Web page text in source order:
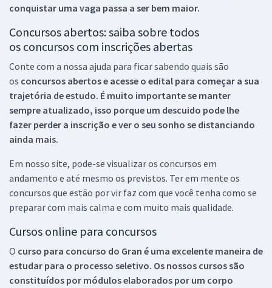
conquistar uma vaga passa a ser bem maior.
Concursos abertos: saiba sobre todos
os concursos com inscrições abertas
Conte com a nossa ajuda para ficar sabendo quais são
os concursos abertos e acesse o edital para começar a sua
trajetória de estudo. É muito importante se manter
sempre atualizado, isso porque um descuido pode lhe
fazer perder a inscrição e ver o seu sonho se distanciando
ainda mais.
Em nosso site, pode-se visualizar os concursos em
andamento e até mesmo os previstos. Ter em mente os
concursos que estão por vir faz com que você tenha como se
preparar com mais calma e com muito mais qualidade.
Cursos online para concursos
O curso para concurso do Gran é uma excelente maneira de
estudar para o processo seletivo. Os nossos cursos são
constituídos por módulos elaborados por um corpo